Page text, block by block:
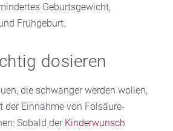
Geburtsgewicht,
Frühgeburt.
dosieren
die schwanger werden wollen,
Einnahme von Folsäure-
Sobald der Kinderwunsch